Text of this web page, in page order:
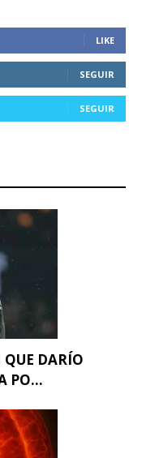
LIKE
SEGUIR
SEGUIR
QUE DARÍO
PO...